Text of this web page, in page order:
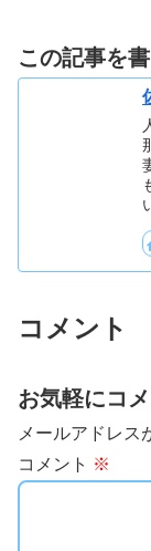
この記事を
コメント
お気軽にコ
メールアドレス
コメント ※